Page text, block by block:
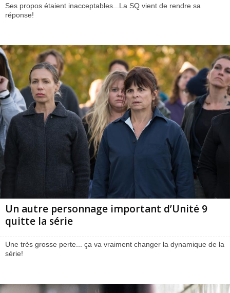
Ses propos étaient inacceptables...La SQ vient de rendre sa
réponse!
Un autre personnage important d’Unité 9
quitte la série
Une très grosse perte... ça va vraiment changer la dynamique de la
série!